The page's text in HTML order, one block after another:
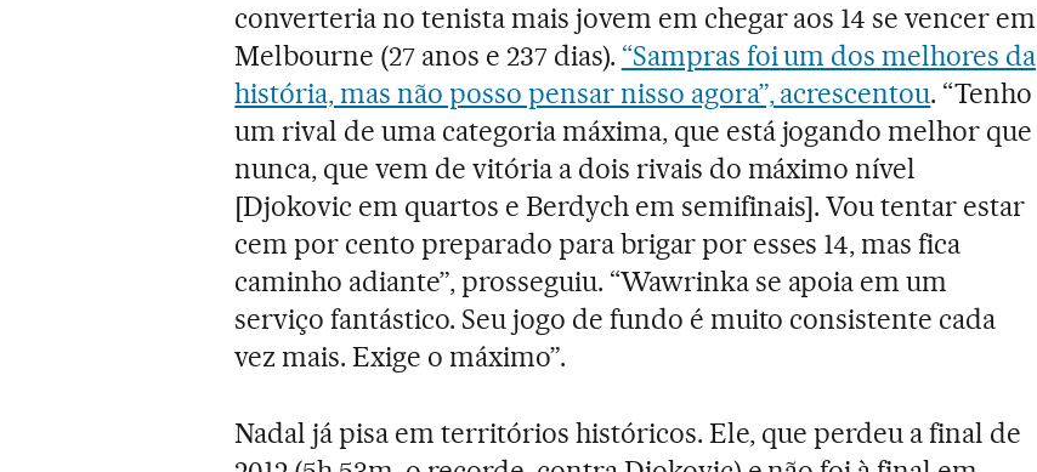
converteria no tenista mais jovem em chegar aos 14 se vencer em
Melbourne (27 anos e 237 dias). “Sampras foi um dos melhores da
história, mas não posso pensar nisso agora”, acrescentou. “Tenho
um rival de uma categoria máxima, que está jogando melhor que
nunca, que vem de vitória a dois rivais do máximo nível
[Djokovic em quartos e Berdych em semifinais]. Vou tentar estar
cem por cento preparado para brigar por esses 14, mas fica
caminho adiante”, prosseguiu. “Wawrinka se apoia em um
serviço fantástico. Seu jogo de fundo é muito consistente cada
vez mais. Exige o máximo”.
Nadal já pisa em territórios históricos. Ele, que perdeu a final de